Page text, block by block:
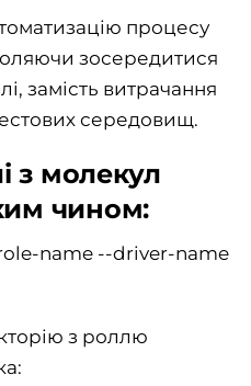
процесу
зосередитися
замість витрачання
середовищ.
з молекул
чином:
name --driver-name
з роллю